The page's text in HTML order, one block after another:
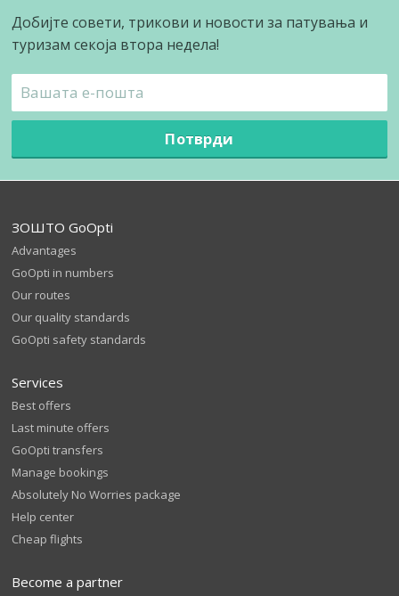
Добијте совети, трикови и новости за патувања и
туризам секоја втора недела!
Потврди
ЗОШТО GoOpti
Advantages
GoOpti in numbers
Our routes
Our quality standards
GoOpti safety standards
Services
Best offers
Last minute offers
GoOpti transfers
Manage bookings
Absolutely No Worries package
Help center
Cheap flights
Become a partner